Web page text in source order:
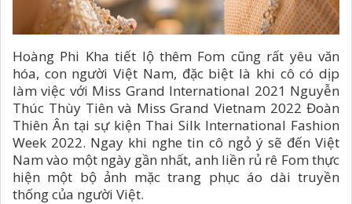
Hoàng Phi Kha tiết lộ thêm Fom cũng rất yêu văn
hóa, con người Việt Nam, đặc biệt là khi cô có dịp
làm việc với Miss Grand International 2021 Nguyễn
Thúc Thùy Tiên và Miss Grand Vietnam 2022 Đoàn
Thiên Ân tại sự kiện Thai Silk International Fashion
Week 2022. Ngay khi nghe tin cô ngỏ ý sẽ đến Việt
Nam vào một ngày gần nhất, anh liền rủ rê Fom thực
hiện một bộ ảnh mặc trang phục áo dài truyền
thống của người Việt.